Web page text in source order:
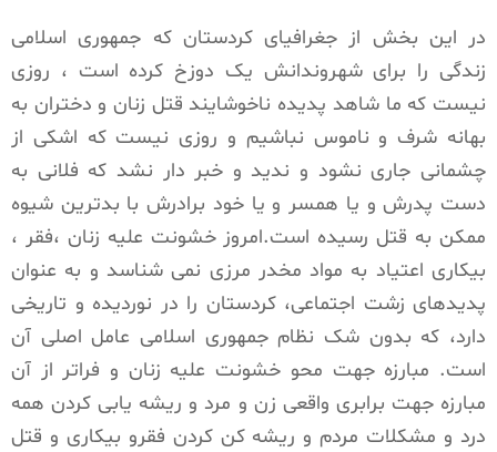
در این بخش از جغرافیای کردستان که جمهوری اسلامی
زندگی را برای شهروندانش یک دوزخ کرده است ، روزی
نیست که ما شاهد پدیده ناخوشایند قتل زنان و دختران بە
بهانە شرف و ناموس نباشیم و روزی نیست که اشکی از
چشمانی جاری نشود و ندید و خبر دار نشد که فلانی بە
دست پدرش و یا همسر و یا خود برادرش با بدترین شیوە
ممکن بە قتل رسیدە است.امروز خشونت علیه زنان ،فقر ،
بیکاری اعتیاد به مواد مخدر مرزی نمی شناسد و به عنوان
پدیدهای زشت اجتماعی، کردستان را در نوردیده و تاریخی
دارد، کە بدون شک نظام جمهوری اسلامی عامل اصلی آن
است. مبارزه جهت محو خشونت علیه زنان و فراتر از آن
مبارزه جهت برابری واقعی زن و مرد و ریشه یابی کردن همه
درد و مشکلات مردم و ریشه کن کردن فقرو بیکاری و قتل